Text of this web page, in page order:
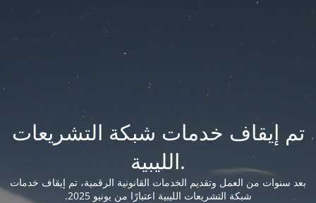
تم إيقاف خدمات شبكة التشريعات
الليبية.
بعد سنوات من العمل وتقديم الخدمات القانونية الرقمية، تم إيقاف خدمات
شبكة التشريعات الليبية اعتبارًا من يونيو 2025.